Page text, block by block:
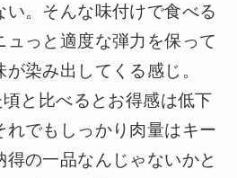
い。そんな味付けで食べる
ュっと適度な弾力を保って
染み出してくる感じ。
と比べるとお得感は低下
れでもしっかり肉量はキー
の一品なんじゃないかと